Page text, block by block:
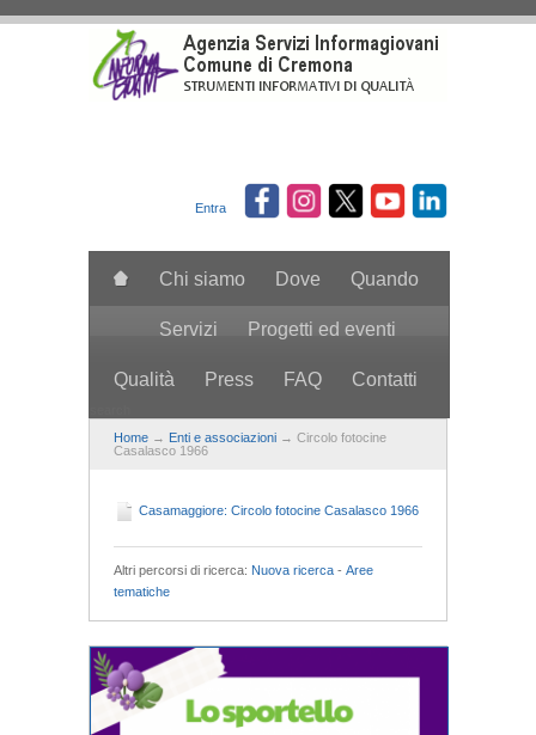
Entra
Chi siamo Dove Quando
Servizi Progetti ed eventi
Qualità Press FAQ Contatti
Home → Enti e associazioni → Circolo fotocine
Casalasco 1966
Casamaggiore: Circolo fotocine Casalasco 1966
Altri percorsi di ricerca: Nuova ricerca - Aree
tematiche